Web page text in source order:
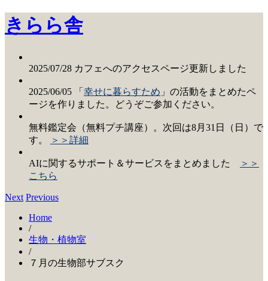
きらら舎
2025/07/28 カフェへのアクセスページ更新しました
2025/06/05 「 幸せに暮らすため 」の活動をまとめたペ
ージを作りました。どうぞご参加ください。
無料鑑定会（無料プチ講座）。次回は8月31日（日）で
す。
＞＞詳細
AIに関するサポート＆サービスをまとめました
＞＞
こちら
Next Previous
Home
/
生物・植物室
/
７月の生物部サブスク